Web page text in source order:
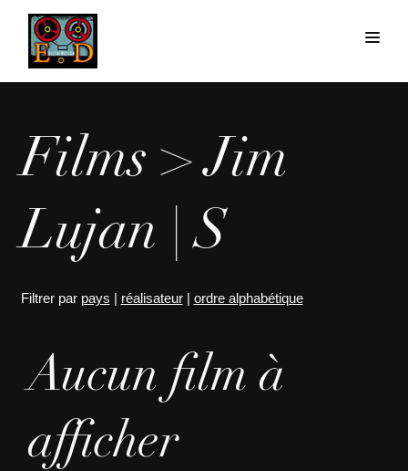
Films > Jim
Lujan | S
Filtrer par pays | réalisateur| ordre alphabétique
Aucun film à
afficher